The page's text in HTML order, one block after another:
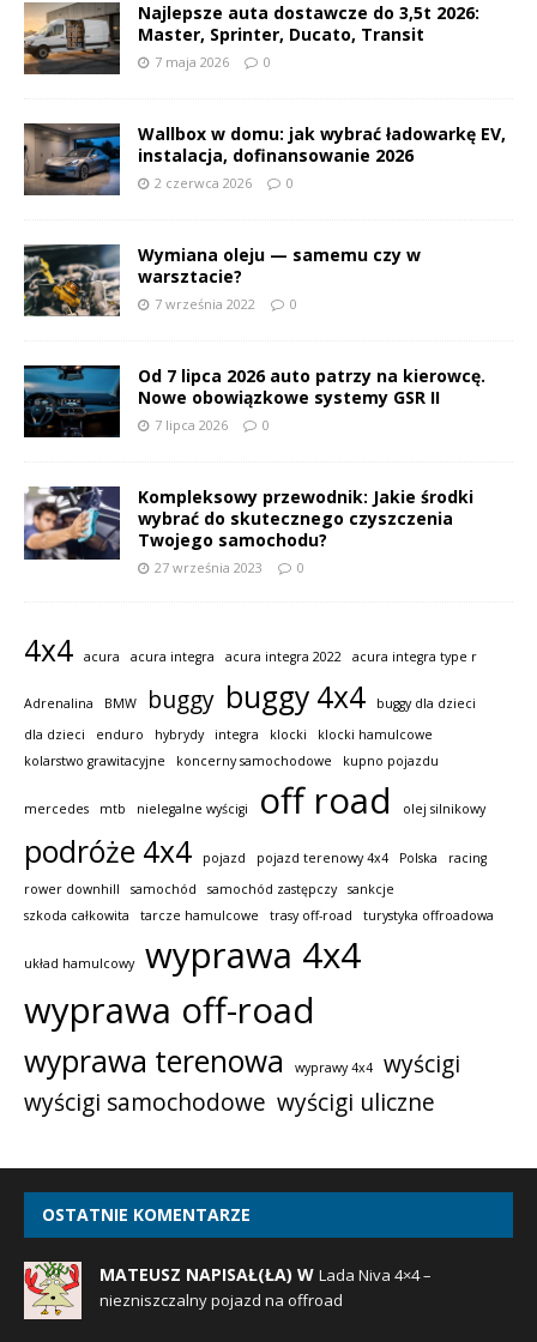
Najlepsze auta dostawcze do 3,5t 2026:
Master, Sprinter, Ducato, Transit
7 maja 2026 0
Wallbox w domu: jak wybrać ładowarkę EV,
instalacja, dofinansowanie 2026
2 czerwca 2026 0
Wymiana oleju — samemu czy w
warsztacie?
7 września 2022 0
Od 7 lipca 2026 auto patrzy na kierowcę.
Nowe obowiązkowe systemy GSR II
7 lipca 2026 0
Kompleksowy przewodnik: Jakie środki
wybrać do skutecznego czyszczenia
Twojego samochodu?
27 września 2023 0
4x4 acura acura integra acura integra 2022 acura integra type r
Adrenalina BMW buggy buggy 4x4
buggy dla dzieci
dla dzieci
enduro hybrydy integra klocki
klocki hamulcowe
kolarstwo grawitacyjne
koncerny samochodowe kupno pojazdu
mercedes mtb nielegalne wyścigi off road olej silnikowy
podróże 4x4 pojazd pojazd terenowy 4x4 Polska
racing
rower downhill
samochód samochód zastępczy
sankcje
szkoda całkowita
tarcze hamulcowe trasy off-road turystyka offroadowa
układ hamulcowy
wyprawa 4x4
wyprawa off-road
wyprawa terenowa wyprawy 4x4
wyścigi
wyścigi samochodowe wyścigi uliczne
OSTATNIE KOMENTARZE
MATEUSZ NAPISAŁ(ŁA) W Lada Niva 4×4 –
niezniszczalny pojazd na offroad